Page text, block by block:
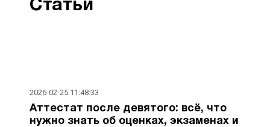
Статьи
2026-02-25 11:48:33
Аттестат после девятого: всё, что
нужно знать об оценках, экзаменах и